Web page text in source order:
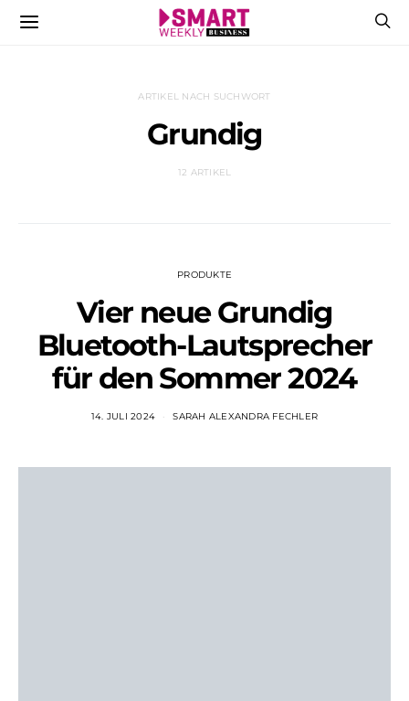
ARTIKEL NACH SUCHWORT
Grundig
12 ARTIKEL
PRODUKTE
Vier neue Grundig
Bluetooth-Lautsprecher
für den Sommer 2024
14. JULI 2024 SARAH ALEXANDRA FECHLER